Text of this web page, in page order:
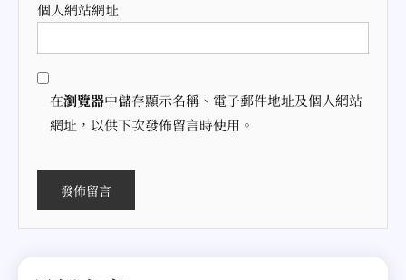
個人網站網址
在瀏覽器中儲存顯示名稱、電子郵件地址及個人網站
網址，以供下次發佈留言時使用。